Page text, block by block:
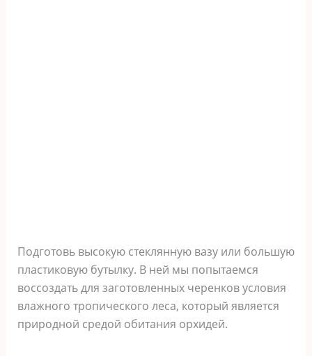
Подготовь высокую стеклянную вазу или большую
пластиковую бутылку. В ней мы попытаемся
воссоздать для заготовленных черенков условия
влажного тропического леса, который является
природной средой обитания орхидей.